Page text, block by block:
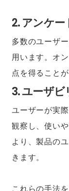
2. アンケー
多数のユーザ
用います。オ
点を得ることが
3. ユーザビ
ユーザーが実
観察し、使い
より、製品の
きます。